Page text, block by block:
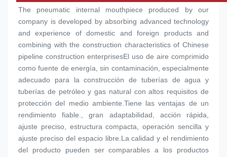
The pneumatic internal mouthpiece produced by our
company is developed by absorbing advanced technology
and experience of domestic and foreign products and
combining with the construction characteristics of Chinese
pipeline construction enterprisesEl uso de aire comprimido
como fuente de energía, sin contaminación, especialmente
adecuado para la construcción de tuberías de agua y
tuberías de petróleo y gas natural con altos requisitos de
protección del medio ambiente.Tiene las ventajas de un
rendimiento fiable., gran adaptabilidad, acción rápida,
ajuste preciso, estructura compacta, operación sencilla y
ajuste preciso del espacio libre.La calidad y el rendimiento
del producto pueden ser comparables a los productos